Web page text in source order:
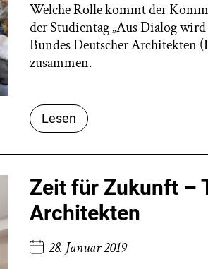
Welche Rolle kommt der
der Studientag „Aus Dialog
Bundes Deutscher Architekten
zusammen.
Lesen
Zeit für Zukunft –
Architekten
28. Januar 2019